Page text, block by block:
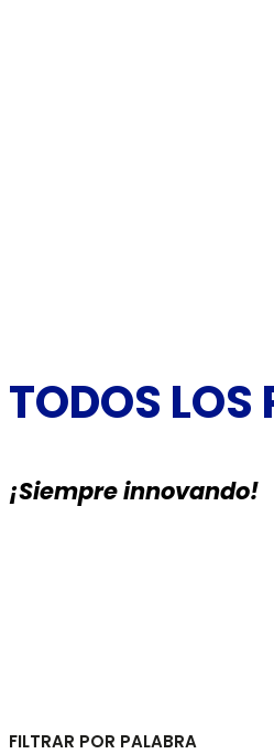
TODOS LOS
¡Siempre innovando!
FILTRAR POR PALABRA